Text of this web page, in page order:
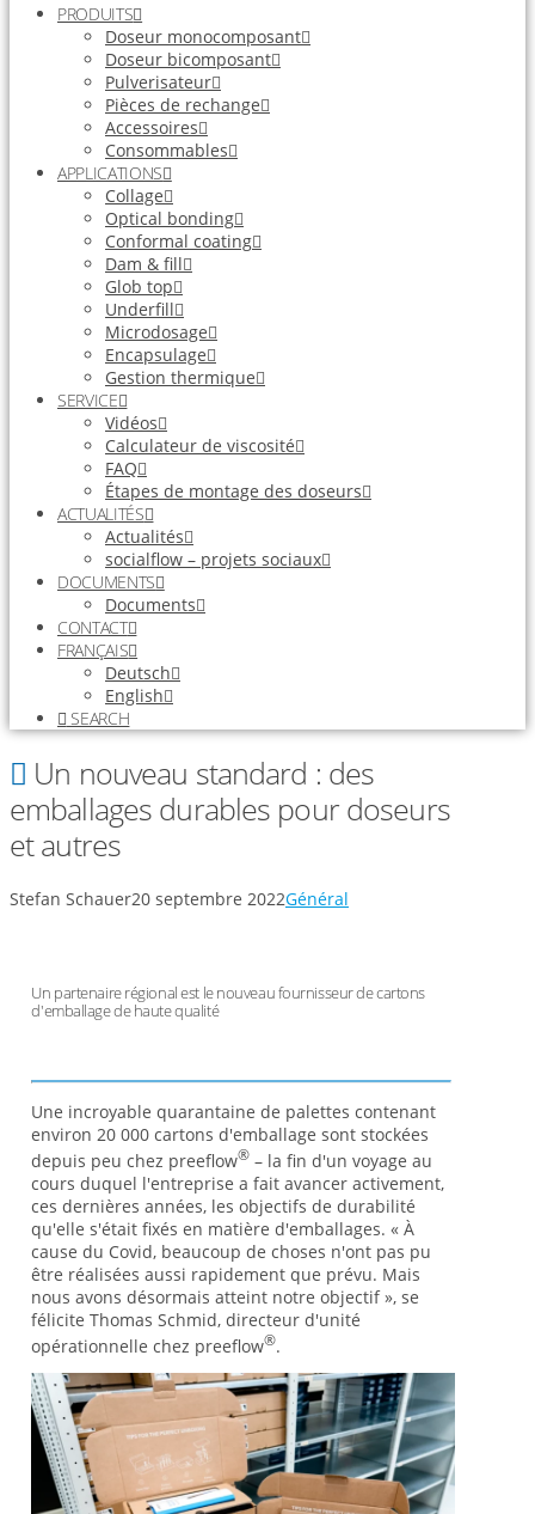
PRODUITS
Doseur monocomposant
Doseur bicomposant
Pulverisateur
Pièces de rechange
Accessoires
Consommables
APPLICATIONS
Collage
Optical bonding
Conformal coating
Dam & fill
Glob top
Underfill
Microdosage
Encapsulage
Gestion thermique
SERVICE
Vidéos
Calculateur de viscosité
FAQ
Étapes de montage des doseurs
ACTUALITÉS
Actualités
socialflow – projets sociaux
DOCUMENTS
Documents
CONTACT
FRANÇAIS
Deutsch
English
SEARCH
Un nouveau standard : des
emballages durables pour doseurs
et autres
Stefan Schauer20 septembre 2022Général
Un partenaire régional est le nouveau fournisseur de cartons
d'emballage de haute qualité
Une incroyable quarantaine de palettes contenant
environ 20 000 cartons d'emballage sont stockées
depuis peu chez preeflow® – la fin d'un voyage au
cours duquel l'entreprise a fait avancer activement,
ces dernières années, les objectifs de durabilité
qu'elle s'était fixés en matière d'emballages. « À
cause du Covid, beaucoup de choses n'ont pas pu
être réalisées aussi rapidement que prévu. Mais
nous avons désormais atteint notre objectif », se
félicite Thomas Schmid, directeur d'unité
opérationnelle chez preeflow®.